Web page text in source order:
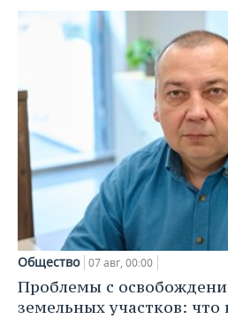
Общество 07 авг, 00:00
Проблемы с
земельных участков: что